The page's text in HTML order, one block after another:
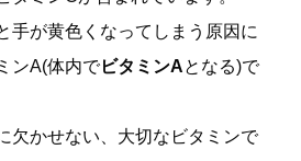
手が黄色くなってしまう原因に
ンA(体内でビタミンAとなる)で
欠かせない、大切なビタミンで